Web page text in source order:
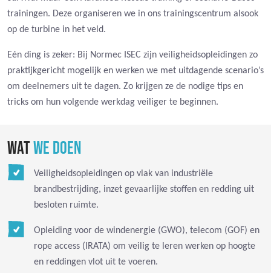
trainingen. Deze organiseren we in ons trainingscentrum alsook
op de turbine in het veld.
Eén ding is zeker: Bij Normec ISEC zijn veiligheidsopleidingen zo
praktijkgericht mogelijk en werken we met uitdagende scenario’s
om deelnemers uit te dagen. Zo krijgen ze de nodige tips en
tricks om hun volgende werkdag veiliger te beginnen.
WATWE DOEN
Veiligheidsopleidingen op vlak van industriële
brandbestrijding, inzet gevaarlijke stoffen en redding uit
besloten ruimte.
Opleiding voor de windenergie (GWO), telecom (GOF) en
rope access (IRATA) om veilig te leren werken op hoogte
en reddingen vlot uit te voeren.